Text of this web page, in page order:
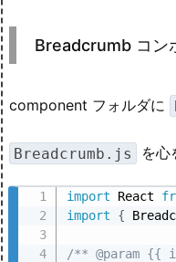
Breadcrumb コン
component フォルダに
Breadcrumb.js を心
import React
import
{
/** @param